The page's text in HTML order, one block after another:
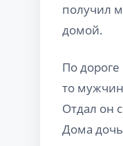
получил
домой.
По дороге
то
Отдал он
Дома